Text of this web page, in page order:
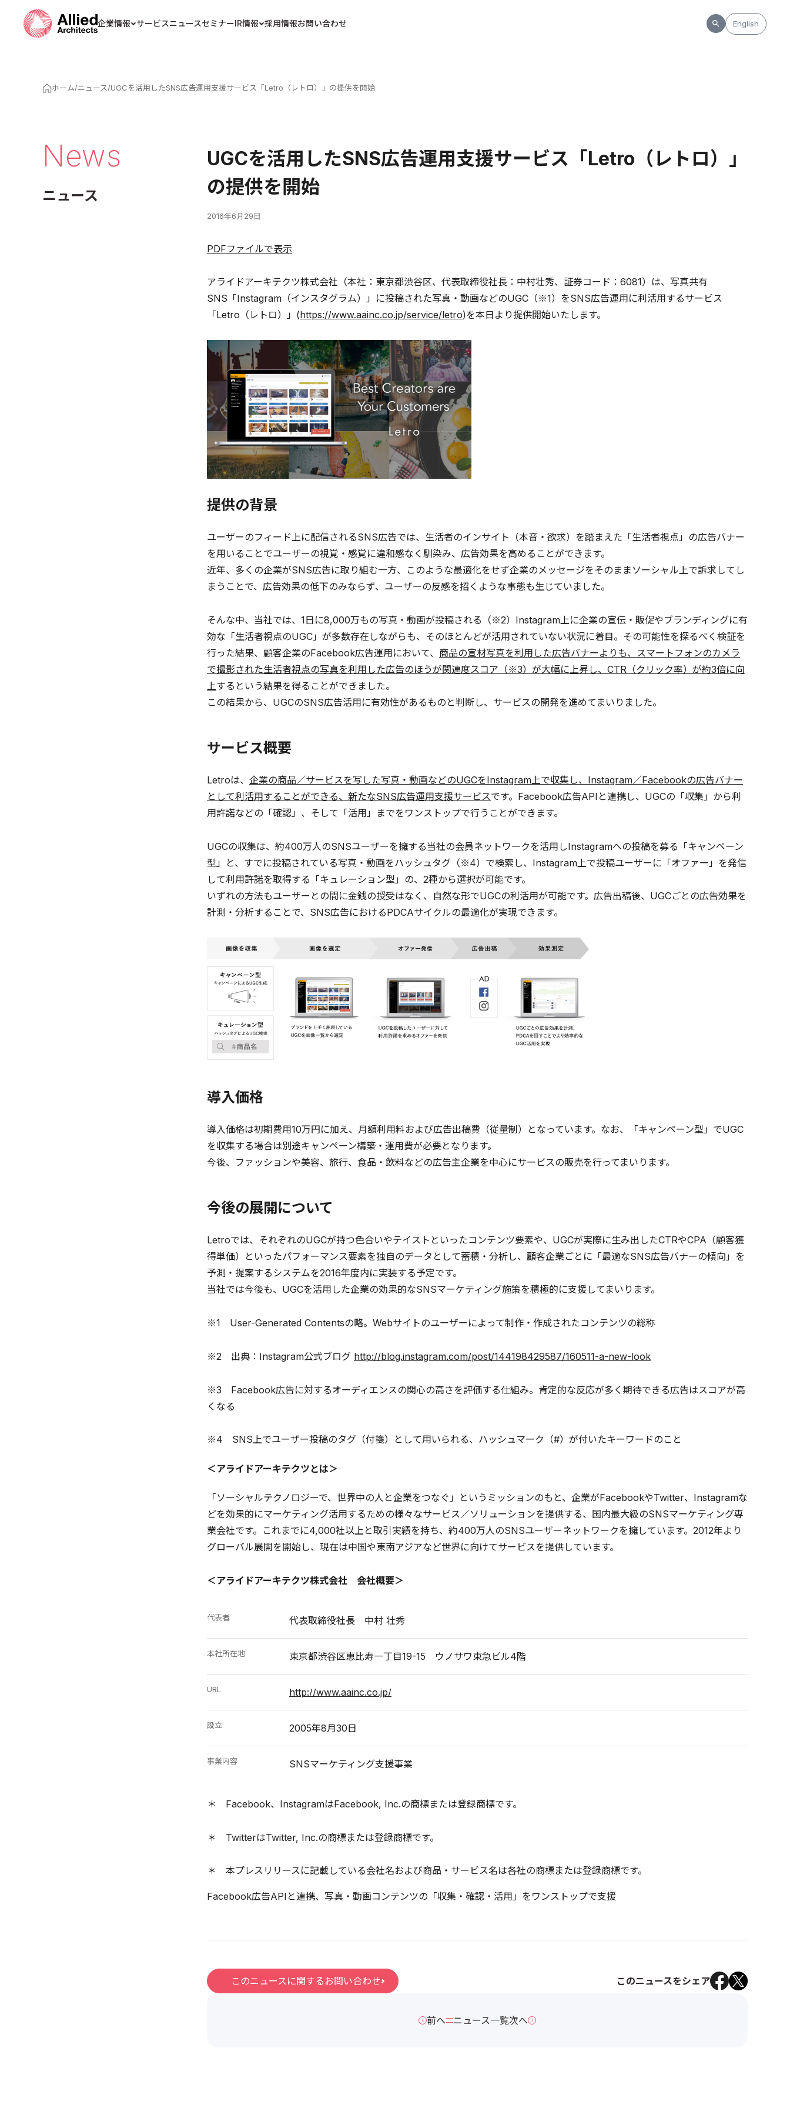
企業情報 サービスニュースセミナーIR情報 採用情報お問い合わせ English
ホーム/ニュース/UGCを活用したSNS広告運用支援サービス「Letro（レトロ）」の提供を開始
News
ニュース
UGCを活用したSNS広告運用支援サービス「Letro（レトロ）」
の提供を開始
2016年6月29日
PDFファイルで表示
アライドアーキテクツ株式会社（本社：東京都渋谷区、代表取締役社長：中村壮秀、証券コード：6081）は、写真共有
SNS「Instagram（インスタグラム）」に投稿された写真・動画などのUGC（※1）をSNS広告運用に利活用するサービス
「Letro（レトロ）」(https://www.aainc.co.jp/service/letro)を本日より提供開始いたします。
提供の背景
ユーザーのフィード上に配信されるSNS広告では、生活者のインサイト（本音・欲求）を踏まえた「生活者視点」の広告バナー
を用いることでユーザーの視覚・感覚に違和感なく馴染み、広告効果を高めることができます。
近年、多くの企業がSNS広告に取り組む一方、このような最適化をせず企業のメッセージをそのままソーシャル上で訴求してし
まうことで、広告効果の低下のみならず、ユーザーの反感を招くような事態も生じていました。
そんな中、当社では、1日に8,000万もの写真・動画が投稿される（※2）Instagram上に企業の宣伝・販促やブランディングに有
効な「生活者視点のUGC」が多数存在しながらも、そのほとんどが活用されていない状況に着目。その可能性を探るべく検証を
行った結果、顧客企業のFacebook広告運用において、 商品の宣材写真を利用した広告バナーよりも、スマートフォンのカメラ
で撮影された生活者視点の写真を利用した広告のほうが関連度スコア（※3）が大幅に上昇し、CTR（クリック率）が約3倍に向
上するという結果を得ることができました。
この結果から、UGCのSNS広告活用に有効性があるものと判断し、サービスの開発を進めてまいりました。
サービス概要
Letroは、 企業の商品／サービスを写した写真・動画などのUGCをInstagram上で収集し、Instagram／Facebookの広告バナー
として利活用することができる、新たなSNS広告運用支援サービスです。Facebook広告APIと連携し、UGCの「収集」から利
用許諾などの「確認」、そして「活用」までをワンストップで行うことができます。
UGCの収集は、約400万人のSNSユーザーを擁する当社の会員ネットワークを活用しInstagramへの投稿を募る「キャンペーン
型」と、すでに投稿されている写真・動画をハッシュタグ（※4）で検索し、Instagram上で投稿ユーザーに「オファー」を発信
して利用許諾を取得する「キュレーション型」の、2種から選択が可能です。
いずれの方法もユーザーとの間に金銭の授受はなく、自然な形でUGCの利活用が可能です。広告出稿後、UGCごとの広告効果を
計測・分析することで、SNS広告におけるPDCAサイクルの最適化が実現できます。
導入価格
導入価格は初期費用10万円に加え、月額利用料および広告出稿費（従量制）となっています。なお、「キャンペーン型」でUGC
を収集する場合は別途キャンペーン構築・運用費が必要となります。
今後、ファッションや美容、旅行、食品・飲料などの広告主企業を中心にサービスの販売を行ってまいります。
今後の展開について
Letroでは、それぞれのUGCが持つ色合いやテイストといったコンテンツ要素や、UGCが実際に生み出したCTRやCPA（顧客獲
得単価）といったパフォーマンス要素を独自のデータとして蓄積・分析し、顧客企業ごとに「最適なSNS広告バナーの傾向」を
予測・提案するシステムを2016年度内に実装する予定です。
当社では今後も、UGCを活用した企業の効果的なSNSマーケティング施策を積極的に支援してまいります。
※1 User-Generated Contentsの略。Webサイトのユーザーによって制作・作成されたコンテンツの総称
※2 出典：Instagram公式ブログ http://blog.instagram.com/post/144198429587/160511-a-new-look
※3 Facebook広告に対するオーディエンスの関心の高さを評価する仕組み。肯定的な反応が多く期待できる広告はスコアが高
くなる
※4 SNS上でユーザー投稿のタグ（付箋）として用いられる、ハッシュマーク（#）が付いたキーワードのこと
＜アライドアーキテクツとは＞
「ソーシャルテクノロジーで、世界中の人と企業をつなぐ」というミッションのもと、企業がFacebookやTwitter、Instagramな
どを効果的にマーケティング活用するための様々なサービス／ソリューションを提供する、国内最大級のSNSマーケティング専
業会社です。これまでに4,000社以上と取引実績を持ち、約400万人のSNSユーザーネットワークを擁しています。2012年より
グローバル展開を開始し、現在は中国や東南アジアなど世界に向けてサービスを提供しています。
＜アライドアーキテクツ株式会社 会社概要＞
代表者 代表取締役社長 中村 壮秀
本社所在地 東京都渋谷区恵比寿一丁目19-15 ウノサワ東急ビル4階
URL http://www.aainc.co.jp/
設立 2005年8月30日
事業内容 SNSマーケティング支援事業
＊ Facebook、InstagramはFacebook, Inc.の商標または登録商標です。
＊ TwitterはTwitter, Inc.の商標または登録商標です。
＊ 本プレスリリースに記載している会社名および商品・サービス名は各社の商標または登録商標です。
Facebook広告APIと連携、写真・動画コンテンツの「収集・確認・活用」をワンストップで支援
このニュースに関するお問い合わせ このニュースをシェア
前へ ニュース一覧次へ